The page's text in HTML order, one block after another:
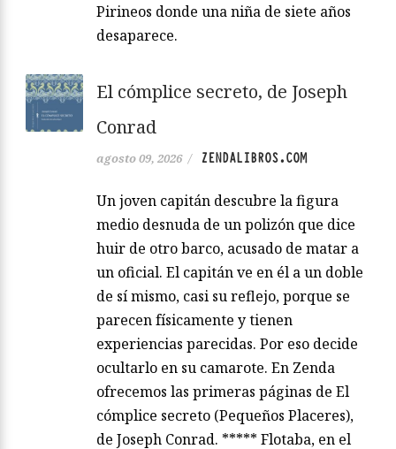
Pirineos donde una niña de siete años
desaparece.
El cómplice secreto, de Joseph
Conrad
agosto 09, 2026 / ZENDALIBROS.COM
Un joven capitán descubre la figura
medio desnuda de un polizón que dice
huir de otro barco, acusado de matar a
un oficial. El capitán ve en él a un doble
de sí mismo, casi su reflejo, porque se
parecen físicamente y tienen
experiencias parecidas. Por eso decide
ocultarlo en su camarote. En Zenda
ofrecemos las primeras páginas de El
cómplice secreto (Pequeños Placeres),
de Joseph Conrad. ***** Flotaba, en el